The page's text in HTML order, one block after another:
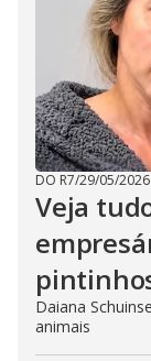
DO R7/29/05/2026
Veja
Daiana
animais